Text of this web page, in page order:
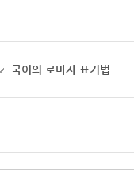
국어의 로마자 표기법